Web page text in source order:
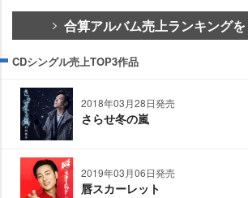
合算アルバム売上ランキング
CDシングル売上TOP3作品
2018年03月28日発売
さらせ冬の嵐
2019年03月06日発売
唇スカーレット